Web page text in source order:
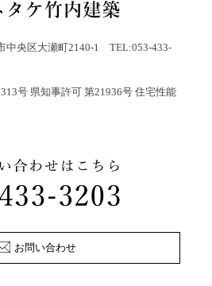
中央区大瀬町2140-1 TEL:053-433-
号 県知事許可 第21936号 住宅性能
お問い合わせ